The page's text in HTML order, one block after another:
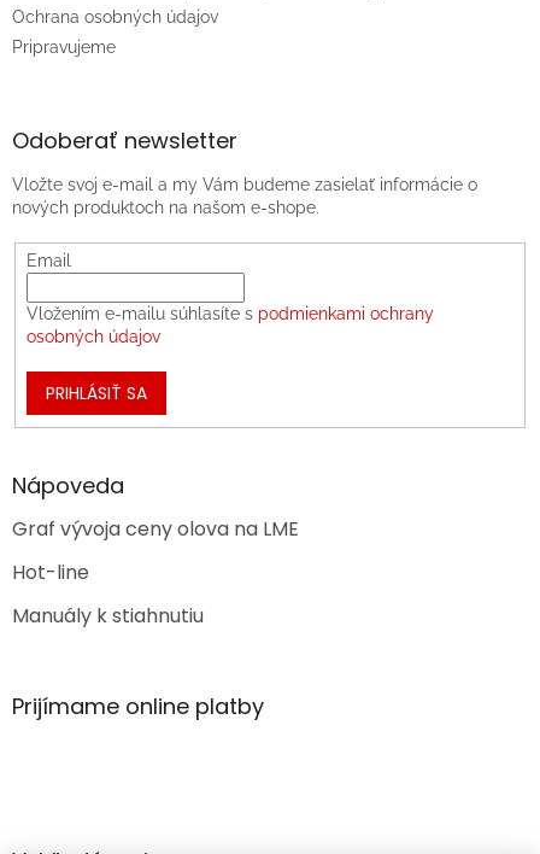
Ochrana osobných údajov
Pripravujeme
Odoberať newsletter
Vložte svoj e-mail a my Vám budeme zasielať informácie o
nových produktoch na našom e-shope.
Email
Vložením e-mailu súhlasíte s podmienkami ochrany
osobných údajov
PRIHLÁSIŤ SA
Nápoveda
Graf vývoja ceny olova na LME
Hot-line
Manuály k stiahnutiu
Prijímame online platby